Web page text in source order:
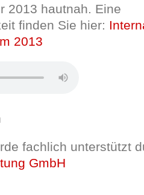
2013 hautnah. Eine
finden Sie hier:
2013
fachlich unterstützt
GmbH